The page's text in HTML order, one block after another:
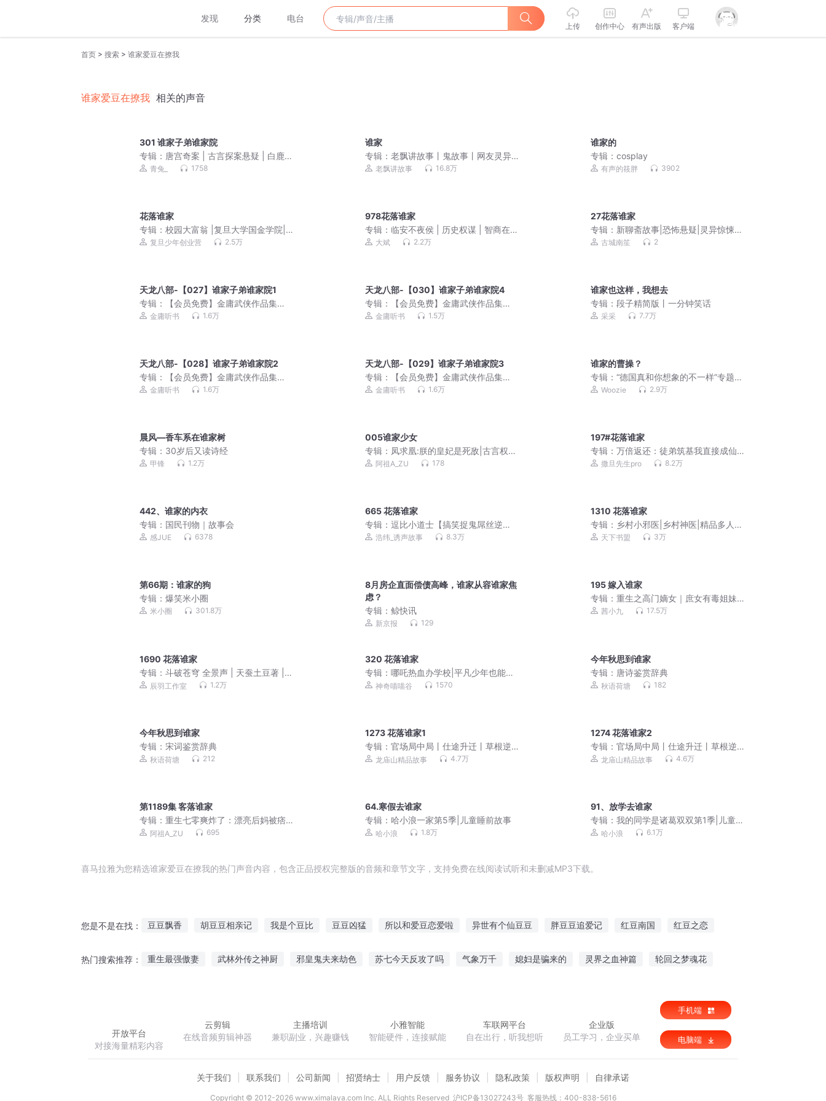
发现 分类 电台
上传 创作中心 有声出版 客户端
首页 > 搜索 > 谁家爱豆在撩我
谁家爱豆在撩我 相关的声音
301 谁家子弟谁家院
专辑： 唐宫奇案 | 古言探案悬疑 | 白鹿&
王星越主演影视原著 | 青兔心念领衔
青兔_ 1758
谁家
专辑：老飘讲故事丨鬼故事丨网友灵异
经历老飘讲故事 16.8万
谁家的
专辑：cosplay
有声的筱胖 3902
花落谁家
专辑： 校园大富翁 |复旦大学国金学院|
财商启蒙|校园故事
复旦少年创业营 2.5万
978花落谁家
专辑：临安不夜侯 | 历史权谋 | 智商在线
| 月关作品 | 大斌演播 | 多人有声剧
大斌 2.2万
27花落谁家
专辑： 新聊斋故事|恐怖悬疑|灵异惊悚|
民间故事|
古城南笙 2
天龙八部-【027】谁家子弟谁家院1
专辑：
【会员免费】金庸武侠作品集
（单播合集）
金庸听书 1.6万
天龙八部-【030】谁家子弟谁家院4
专辑：
【会员免费】金庸武侠作品集
（单播合集）
金庸听书 1.5万
谁家也这样，我想去
专辑：段子精简版丨一分钟笑话
采采 7.7万
天龙八部-【028】谁家子弟谁家院2
专辑：
【会员免费】金庸武侠作品集
（单播合集）
金庸听书 1.6万
天龙八部-【029】谁家子弟谁家院3
专辑：
【会员免费】金庸武侠作品集
（单播合集）
金庸听书 1.6万
谁家的曹操？
专辑：“德国真和你想象的不一样”专题节
目录音
Woozie 2.9万
晨风—香车系在谁家树
专辑： 30岁后又读诗经
甲锋 1.2万
005谁家少女
专辑： 凤求凰:朕的皇妃是死敌|古言权谋
复仇爽文|真人免费
阿祖A_ZU 178
197#花落谁家
专辑：万倍返还：徒弟筑基我直接成仙 |
爆笑&无敌&爽文不圣母 | 多人有声剧
撒旦先生pro 8.2万
442、谁家的内衣
专辑： 国民刊物｜故事会
感JUE 6378
665 花落谁家
专辑：逗比小道士【搞笑捉鬼屌丝逆
袭】浩纬_诱声故事 8.3万
1310 花落谁家
专辑： 乡村小邪医|乡村神医|精品多人有
声剧天下书盟 3万
第66期：谁家的狗
专辑： 爆笑米小圈
米小圈 301.8万
8月房企直面偿债高峰，谁家从容谁家焦
虑？
专辑：鲸快讯
新京报 129
195 嫁入谁家
专辑：重生之高门嫡女｜庶女有毒姐妹
篇｜免费爽文小说
茜小九 17.5万
1690 花落谁家
专辑： 斗破苍穹 全景声 | 天蚕土豆著 |
辰羽工作室演播 | 经典玄幻小说
辰羽工作室 1.2万
320 花落谁家
专辑：哪吒热血办学校|平凡少年也能变
学霸神奇喵喵谷 1570
今年秋思到谁家
专辑： 唐诗鉴赏辞典
秋语荷塘 182
今年秋思到谁家
专辑： 宋词鉴赏辞典
秋语荷塘 212
1273 花落谁家1
专辑：官场局中局丨仕途升迁丨草根逆
袭丨青云直上丨多人剧
龙庙山精品故事 4.7万
1274 花落谁家2
专辑：官场局中局丨仕途升迁丨草根逆
袭丨青云直上丨多人剧
龙庙山精品故事 4.6万
第1189集 客落谁家
专辑： 重生七零爽炸了：漂亮后妈被痞
帅地主崽崽宠上天 | 年代甜宠爽文 | 精品
阿祖A_ZU 695
64.寒假去谁家
专辑： 哈小浪一家第5季|儿童睡前故事
哈小浪 1.8万
91、放学去谁家
专辑：我的同学是诸葛双双第1季|儿童睡
前故事|校园故事
哈小浪 6.1万
喜马拉雅为您精选谁家爱豆在撩我的热门声音内容，包含正品授权完整版的音频和章节文字，支持免费在线阅读试听和未删减MP3下载。
您是不是在找： 豆豆飘香 胡豆豆相亲记 我是个豆比 豆豆凶猛 所以和爱豆恋爱啦 异世有个仙豆豆 胖豆豆追爱记 红豆南国 红豆之恋
热门搜索推荐： 重生最强傲妻 武林外传之神厨 邪皇鬼夫来劫色 苏七今天反攻了吗 气象万千 媳妇是骗来的 灵界之血神篇 轮回之梦魂花
开放平台
对接海量精彩内容
云剪辑
在线音频剪辑神器
主播培训
兼职副业，兴趣赚钱
小雅智能
智能硬件，连接赋能
车联网平台
自在出行，听我想听
企业版
员工学习，企业买单
手机端
电脑端
关于我们 联系我们 公司新闻 招贤纳士 用户反馈 服务协议 隐私政策 版权声明 自律承诺
Copyright © 2012-2026www.ximalaya.com lnc. ALL Rights Reserved 沪ICP备13027243号 客服热线：400-838-5616